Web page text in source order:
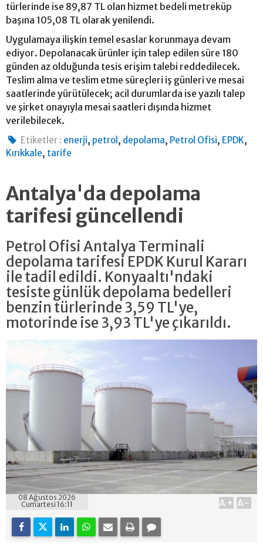
türlerinde ise 89,87 TL olan hizmet bedeli metreküp
başına 105,08 TL olarak yenilendi.
Uygulamaya ilişkin temel esaslar korunmaya devam
ediyor. Depolanacak ürünler için talep edilen süre 180
günden az olduğunda tesis erişim talebi reddedilecek.
Teslim alma ve teslim etme süreçleri iş günleri ve mesai
saatlerinde yürütülecek; acil durumlarda ise yazılı talep
ve şirket onayıyla mesai saatleri dışında hizmet
verilebilecek.
Etiketler : enerji, petrol , depolama, Petrol Ofisi, EPDK,
Kırıkkale, tarife
Antalya'da depolama
tarifesi güncellendi
Petrol Ofisi Antalya Terminali
depolama tarifesi EPDK Kurul Kararı
ile tadil edildi. Konyaaltı'ndaki
tesiste günlük depolama bedelleri
benzin türlerinde 3,59 TL'ye,
motorinde ise 3,93 TL'ye çıkarıldı.
08 Ağustos 2026
Cumartesi 16:11
A+ A-